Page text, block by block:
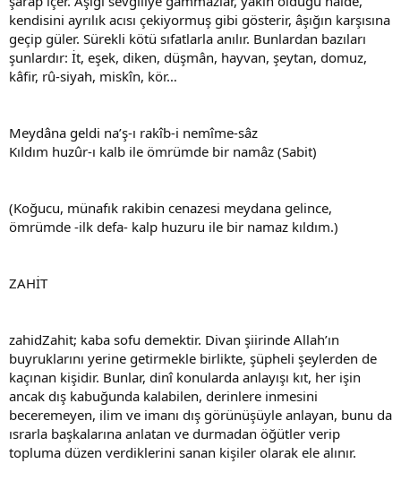
kendisini ayrılık acısı çekiyormuş gibi gösterir, âşığın karşısına
geçip güler. Sürekli kötü sıfatlarla anılır. Bunlardan bazıları
şunlardır: İt, eşek, diken, düşmân, hayvan, şeytan, domuz,
kâfir, rû-siyah, miskîn, kör…
Meydâna geldi na’ş-ı rakîb-i nemîme-sâz
Kıldım huzûr-ı kalb ile ömrümde bir namâz (Sabit)
(Koğucu, münafık rakibin cenazesi meydana gelince,
ömrümde -ilk defa- kalp huzuru ile bir namaz kıldım.)
ZAHİT
zahidZahit; kaba sofu demektir. Divan şiirinde Allah’ın
buyruklarını yerine getirmekle birlikte, şüpheli şeylerden de
kaçınan kişidir. Bunlar, dinî konularda anlayışı kıt, her işin
ancak dış kabuğunda kalabilen, derinlere inmesini
beceremeyen, ilim ve imanı dış görünüşüyle anlayan, bunu da
ısrarla başkalarına anlatan ve durmadan öğütler verip
topluma düzen verdiklerini sanan kişiler olarak ele alınır.